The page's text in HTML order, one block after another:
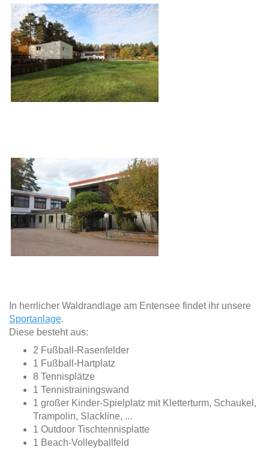
In herrlicher Waldrandlage am Entensee findet ihr unsere
Sportanlage.
Diese besteht aus:
2 Fußball-Rasenfelder
1 Fußball-Hartplatz
8 Tennisplätze
1 Tennistrainingswand
1 großer Kinder-Spielplatz mit Kletterturm, Schaukel,
Trampolin, Slackline, ...
1 Outdoor Tischtennisplatte
1 Beach-Volleyballfeld